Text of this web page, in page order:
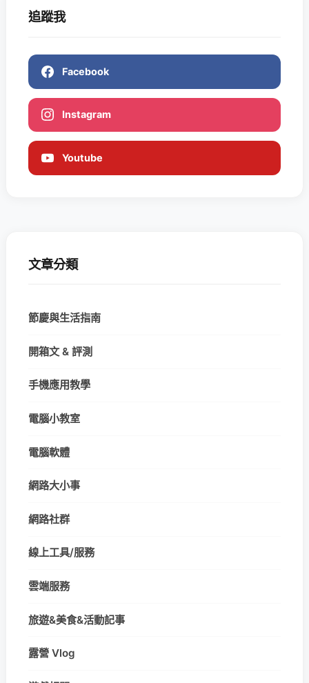
追蹤我
Facebook
Instagram
Youtube
文章分類
節慶與生活指南
開箱文 & 評測
手機應用教學
電腦小教室
電腦軟體
網路大小事
網路社群
線上工具/服務
雲端服務
旅遊&美食&活動記事
露營 Vlog